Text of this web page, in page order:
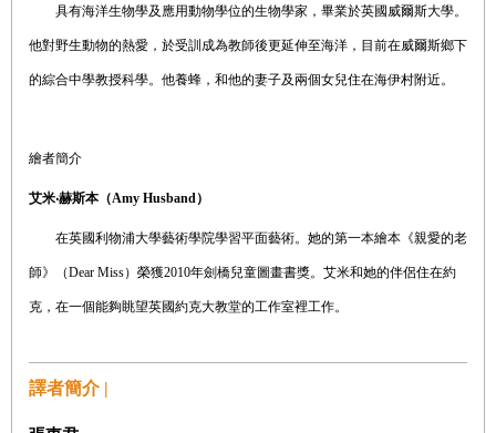
具有海洋生物學及應用動物學位的生物學家，畢業於英國威爾斯大學。
他對野生動物的熱愛，於受訓成為教師後更延伸至海洋，目前在威爾斯鄉下
的綜合中學教授科學。他養蜂，和他的妻子及兩個女兒住在海伊村附近。
繪者簡介
艾米‧赫斯本（Amy Husband ）
在英國利物浦大學藝術學院學習平面藝術。她的第一本繪本《親愛的老
師》（Dear Miss）榮獲2010年劍橋兒童圖畫書獎。艾米和她的伴侶住在約
克，在一個能夠眺望英國約克大教堂的工作室裡工作。
譯者簡介 |